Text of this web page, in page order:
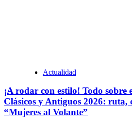
Actualidad
¡A rodar con estilo! Todo sobre
Clásicos y Antiguos 2026: ruta,
“Mujeres al Volante”